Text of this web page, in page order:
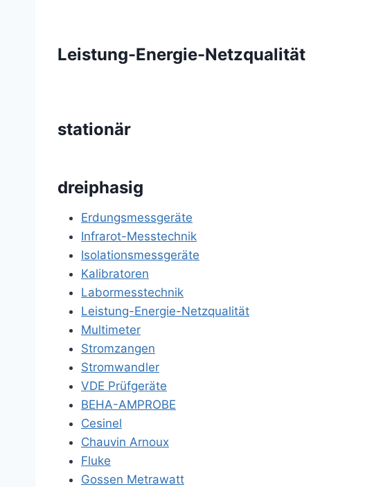
Leistung-Energie-Netzqualität
stationär
dreiphasig
Erdungsmessgeräte
Infrarot-Messtechnik
Isolationsmessgeräte
Kalibratoren
Labormesstechnik
Leistung-Energie-Netzqualität
Multimeter
Stromzangen
Stromwandler
VDE Prüfgeräte
BEHA-AMPROBE
Cesinel
Chauvin Arnoux
Fluke
Gossen Metrawatt